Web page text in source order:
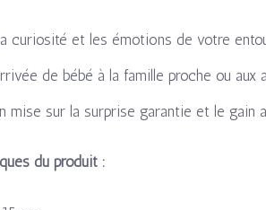
la curiosité et les émotions de votre
de bébé à la famille proche ou
mise sur la surprise garantie et le gain
du produit :